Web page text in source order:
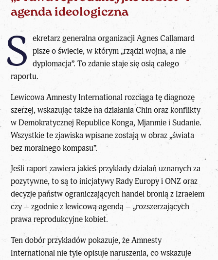
agenda ideologiczna
S ekretarz generalna organizacji Agnes Callamard
pisze o świecie, w którym „rządzi wojna, a nie
dyplomacja”. To zdanie staje się osią całego
raportu.
Lewicowa Amnesty International rozciąga tę diagnozę
szerzej, wskazując także na działania Chin oraz konflikty
w Demokratycznej Republice Konga, Mjanmie i Sudanie.
Wszystkie te zjawiska wpisane zostają w obraz „świata
bez moralnego kompasu”.
Jeśli raport zawiera jakieś przykłady działań uznanych za
pozytywne, to są to inicjatywy Rady Europy i ONZ oraz
decyzje państw ograniczających handel bronią z Izraelem
czy – zgodnie z lewicową agendą – „rozszerzających
prawa reprodukcyjne kobiet.
Ten dobór przykładów pokazuje, że Amnesty
International nie tyle opisuje naruszenia, co wskazuje